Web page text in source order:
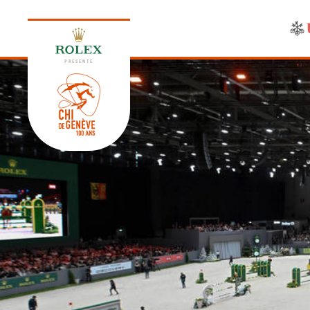
PRÉSENTE
ÉDITION 2026
PROGRAMME
NEWS
NEWS
VIP
Jeudi, 17 Septembre 2026